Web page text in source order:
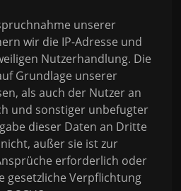
unserer
wir die IP-Adresse und
Nutzerhandlung. Die
Grundlage unserer
als auch der Nutzer an
und sonstiger unbefugter
dieser Daten an Dritte
außer sie ist zur
erforderlich oder
gesetzliche Verpflichtung